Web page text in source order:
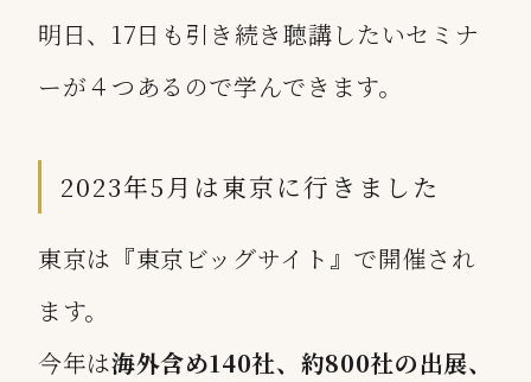
明日、17日も引き続き聴講したいセミナ
ーが４つあるので学んできます。
2023年5月は東京に行きました
東京は『東京ビッグサイト』で開催され
ます。
今年は海外含め140社、約800社の出展、